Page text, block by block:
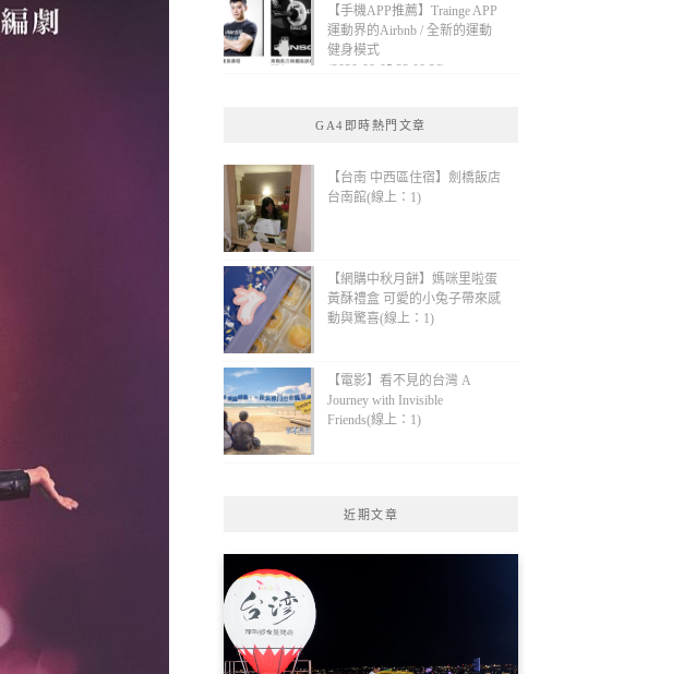
【手機APP推薦】Trainge APP
運動界的Airbnb / 全新的運動
健身模式
(2020-09-05 22:08:36)
GA4即時熱門文章
【台南 中西區住宿】劍橋飯店
台南館(線上：1)
【網購中秋月餅】媽咪里啦蛋
黃酥禮盒 可愛的小兔子帶來感
動與驚喜(線上：1)
【電影】看不見的台灣 A
Journey with Invisible
Friends(線上：1)
近期文章